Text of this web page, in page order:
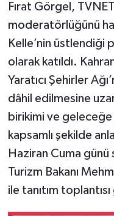
Fırat Görgel,
moderatörlüğünü
Kelle’nin üstlendiği
olarak katıldı.
Yaratıcı Şehirler
dâhil edilmesine
birikimi ve
kapsamlı şekilde
Haziran Cuma
Turizm Bakanı
ile tanıtım